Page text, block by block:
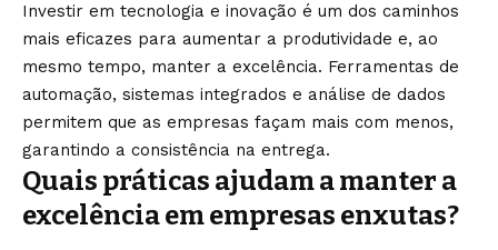
Investir em tecnologia e inovação é um dos caminhos
mais eficazes para aumentar a produtividade e, ao
mesmo tempo, manter a excelência. Ferramentas de
automação, sistemas integrados e análise de dados
permitem que as empresas façam mais com menos,
garantindo a consistência na entrega.
Quais práticas ajudam a manter a
excelência em empresas enxutas?